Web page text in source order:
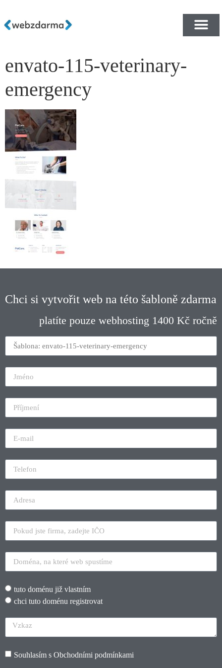
envato-115-veterinary-
emergency
Chci si vytvořit web na této šabloně zdarma
platíte pouze webhosting 1400 Kč ročně
tuto doménu již vlastním
chci tuto doménu registrovat
Souhlasím s Obchodními podmínkami